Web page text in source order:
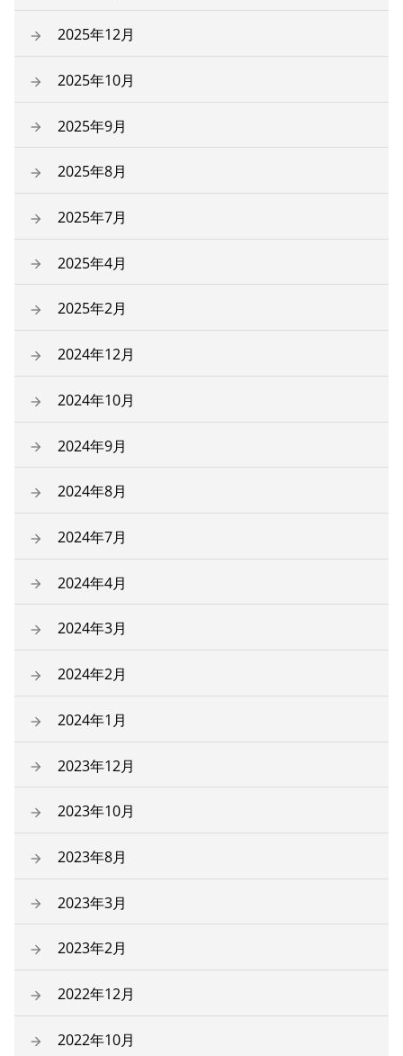
2025年12月
2025年10月
2025年9月
2025年8月
2025年7月
2025年4月
2025年2月
2024年12月
2024年10月
2024年9月
2024年8月
2024年7月
2024年4月
2024年3月
2024年2月
2024年1月
2023年12月
2023年10月
2023年8月
2023年3月
2023年2月
2022年12月
2022年10月